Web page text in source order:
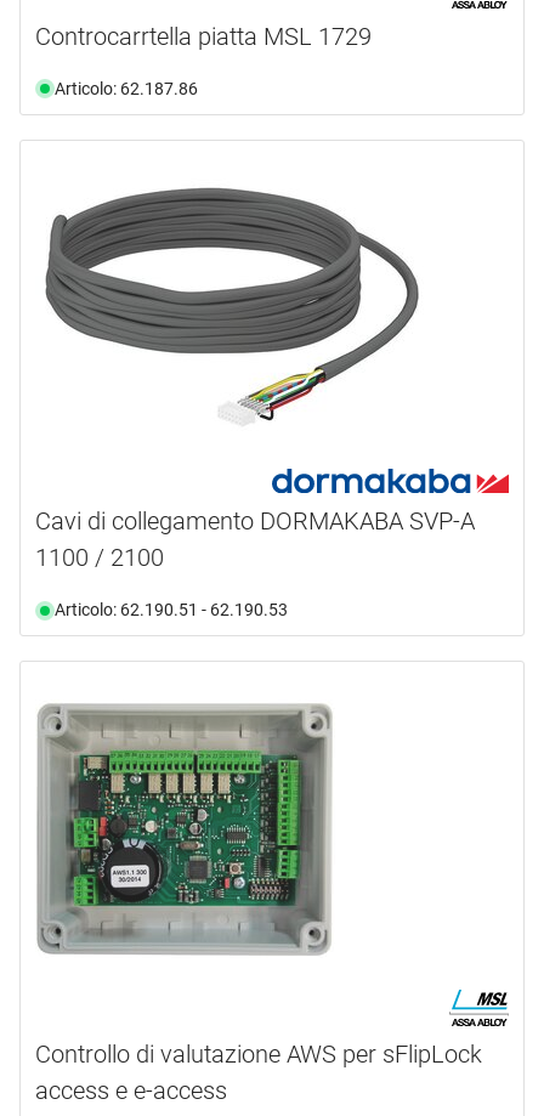
Controcarrtella piatta MSL 1729
Articolo: 62.187.86
Cavi di collegamento DORMAKABA SVP-A
1100 / 2100
Articolo: 62.190.51 - 62.190.53
Controllo di valutazione AWS per sFlipLock
access e e-access